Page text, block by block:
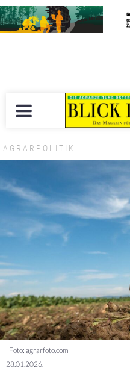
AGRARPOLITIK
Foto: agrarfoto.com
28.01.2026.